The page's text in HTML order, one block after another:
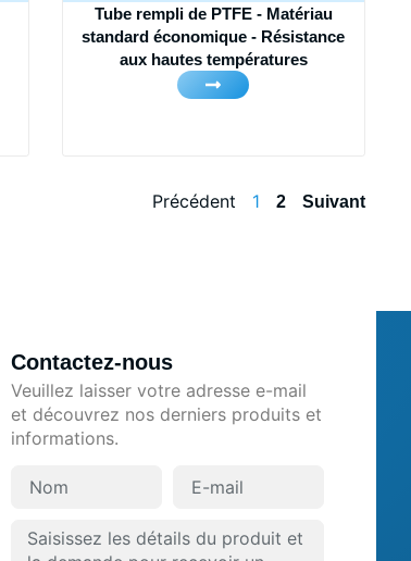
Tube rempli de PTFE - Matériau
standard économique - Résistance
aux hautes températures
Précédent 1 2 Suivant
Contactez-nous
Veuillez laisser votre adresse e-mail
et découvrez nos derniers produits et
informations.